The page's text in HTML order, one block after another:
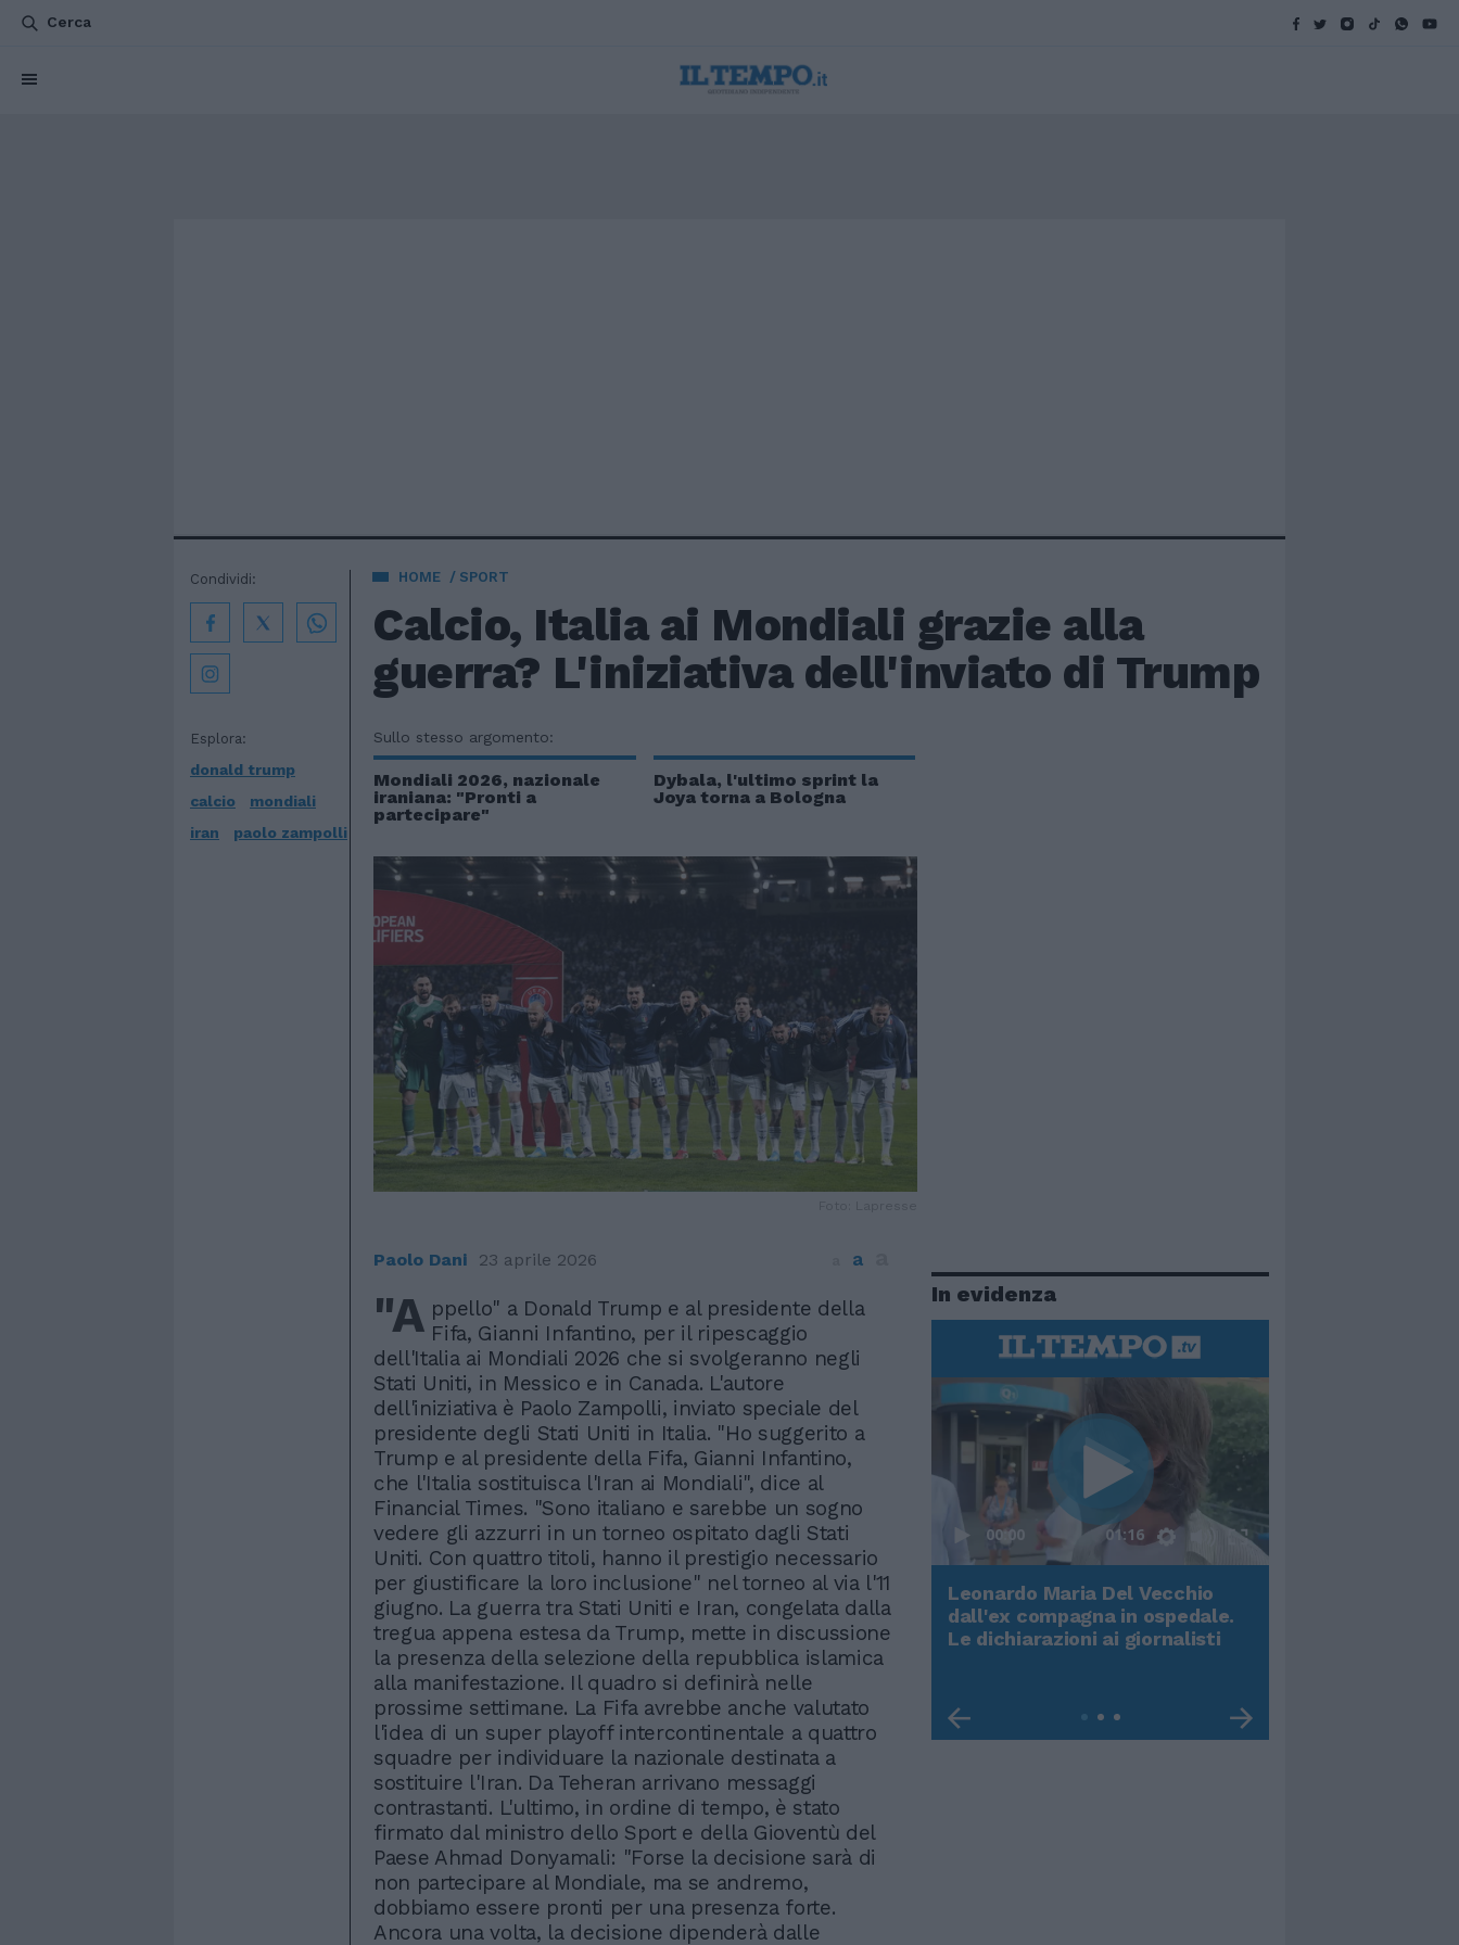
Cerca
HOME SPORT
Calcio, Italia ai Mondiali grazie alla
guerra? L'iniziativa dell'inviato di Trump
Esplora:
donald trump
calcio
mondiali
iran
paolo zampolli
Condividi:
Sullo stesso argomento:
Mondiali 2026, nazionale
iraniana: "Pronti a
partecipare"
Dybala, l'ultimo sprint la
Joya torna a Bologna
Paolo Dani 23 aprile 2026 a
"A ppello" a Donald Trump e al presidente della
Fifa, Gianni Infantino, per il ripescaggio
dell'Italia ai Mondiali 2026 che si svolgeranno negli
Stati Uniti, in Messico e in Canada. L'autore
dell'iniziativa è Paolo Zampolli, inviato speciale del
presidente degli Stati Uniti in Italia. "Ho suggerito a
Trump e al presidente della Fifa, Gianni Infantino,
che l'Italia sostituisca l'Iran ai Mondiali", dice al
Financial Times. "Sono italiano e sarebbe un sogno
vedere gli azzurri in un torneo ospitato dagli Stati
Uniti. Con quattro titoli, hanno il prestigio necessario
per giustificare la loro inclusione" nel torneo al via l'11
giugno. La guerra tra Stati Uniti e Iran, congelata dalla
tregua appena estesa da Trump, mette in discussione
la presenza della selezione della repubblica islamica
alla manifestazione. Il quadro si definirà nelle
prossime settimane. La Fifa avrebbe anche valutato
l'idea di un super playoff intercontinentale a quattro
squadre per individuare la nazionale destinata a
sostituire l'Iran. Da Teheran arrivano messaggi
contrastanti. L'ultimo, in ordine di tempo, è stato
firmato dal ministro dello Sport e della Gioventù del
Paese Ahmad Donyamali: "Forse la decisione sarà di
non partecipare al Mondiale, ma se andremo,
dobbiamo essere pronti per una presenza forte.
Ancora una volta, la decisione dipenderà dalle
In evidenza
Rudy Giuliani a Come States?
Trump, Meloni e la strategia
americana
00:00 01:16
Leonardo Maria Del Vecchio
dall'ex compagna in ospedale.
Le dichiarazioni ai giornalisti